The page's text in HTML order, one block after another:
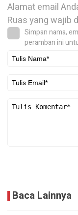
Alamat email
Ruas yang wajib
Simpan nama,
peramban ini
Baca Lainnya